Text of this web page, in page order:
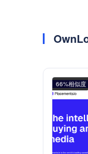
66%相似度